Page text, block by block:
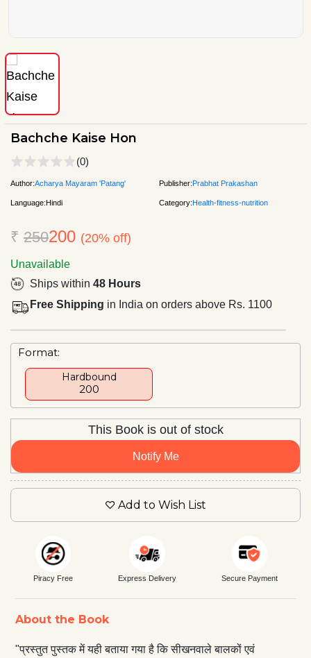
Bachche Kaise Hon
(0)
Author:Acharya Mayaram 'Patang' Publisher:Prabhat Prakashan
Language:Hindi Category:Health-fitness-nutrition
₹ 250200 (20% off)
Unavailable
Ships within 48 Hours
Free Shipping in India on orders above Rs. 1100
Format:
Hardbound
₹200
This Book is out of stock
Notify Me
Add to Wish List
Piracy Free Express Delivery Secure Payment
About the Book
"प्रस्तुत पुस्तक में यही बताया गया है कि सीखनवाले बालकों एवं